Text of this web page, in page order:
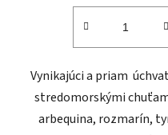
Vynikajúci a priam
stredomorskými
arbequina, rozmarín,